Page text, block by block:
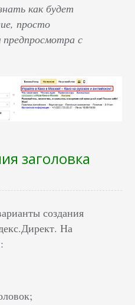
как будет
просто
с
заголовка
создания
На